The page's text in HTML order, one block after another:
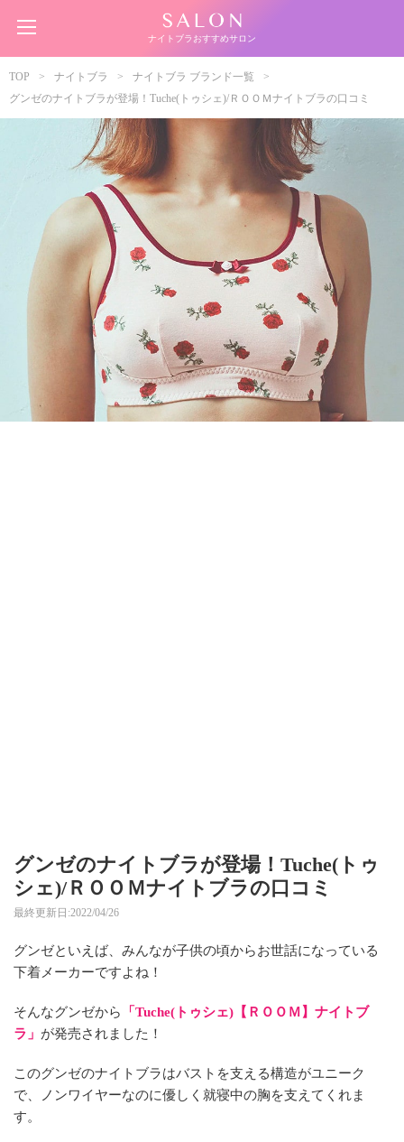
ナイトブラおすすめサロン
TOP ナイトブラ
ナイトブラ ブランド一覧
グンゼのナイトブラが登場！Tuche(トゥシェ)/ＲＯＯＭナイトブラの口コミ
グンゼのナイトブラが登場！Tuche(トゥ
シェ)/ＲＯＯＭナイトブラの口コミ
最終更新日:2022/04/26
グンゼといえば、みんなが子供の頃からお世話になっている
下着メーカーですよね！
そんなグンゼから
「Tuche(トゥシェ)【ＲＯＯＭ】ナイトブ
ラ」 が発売されました！
このグンゼのナイトブラはバストを支える構造がユニーク
で、ノンワイヤーなのに優しく就寝中の胸を支えてくれま
す。